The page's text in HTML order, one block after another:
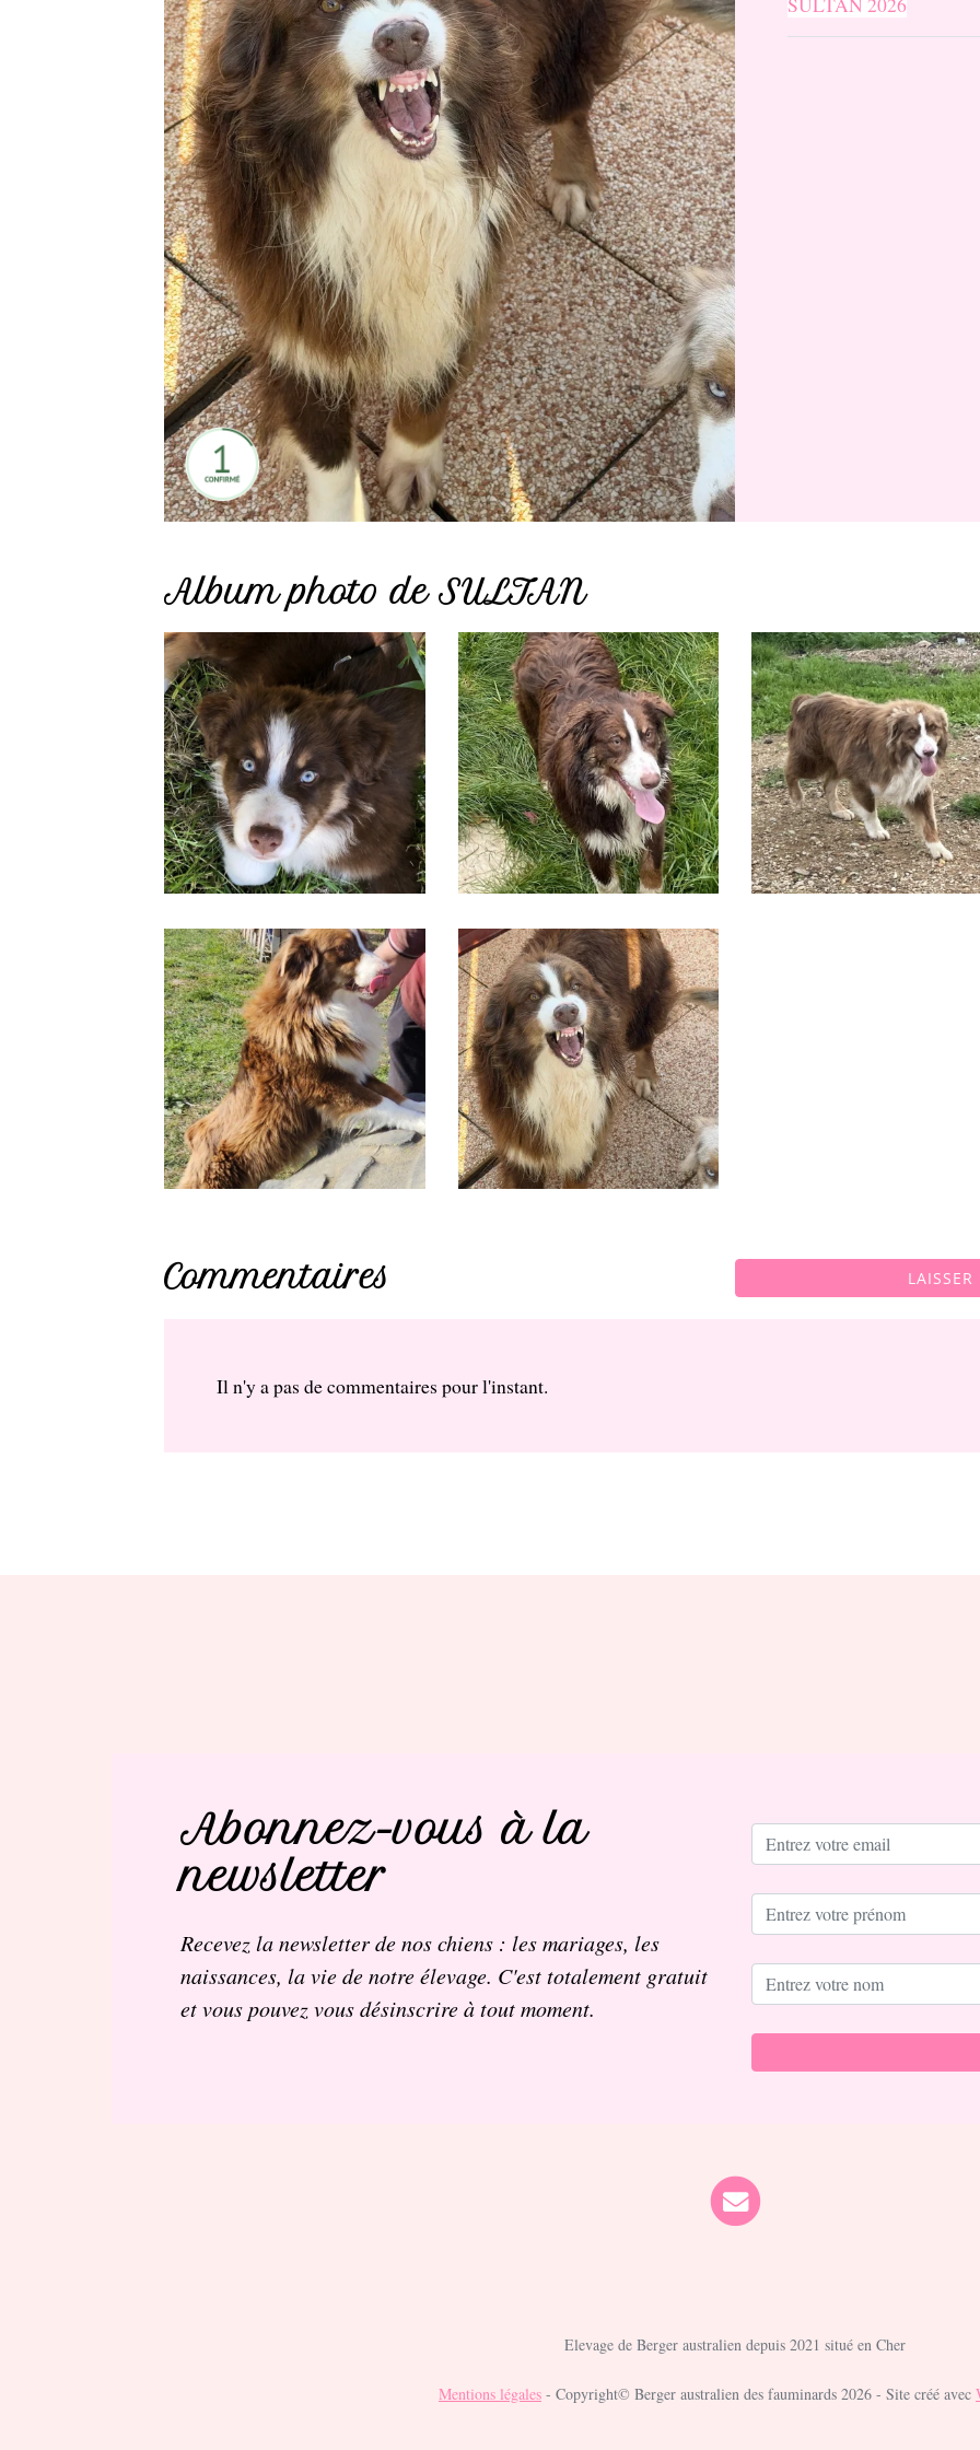
Album photo de SULTAN
Commentaires
Il n'y a pas de commentaires pour l'instant.
Abonnez-vous à la
newsletter
Recevez la newsletter de nos chiens : les mariages, les
naissances, la vie de notre élevage. C'est totalement gratuit
et vous pouvez vous désinscrire à tout moment.
Elevage de Berger australien depuis 2021 situé en Cher
Mentions légales - Copyright© Berger australien des fauminards 2026 - Site créé avec